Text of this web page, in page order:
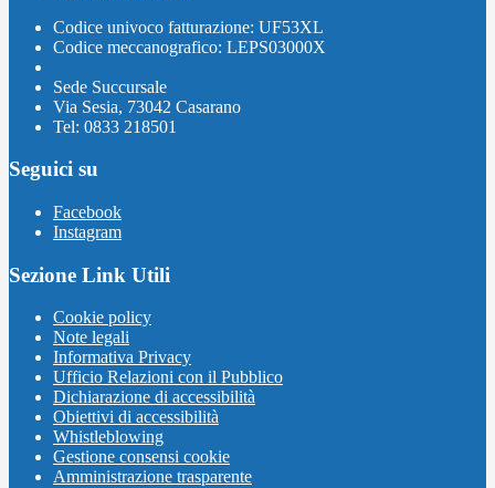
Codice univoco fatturazione: UF53XL
Codice meccanografico: LEPS03000X
Sede Succursale
Via Sesia, 73042 Casarano
Tel: 0833 218501
Seguici su
Facebook
Instagram
Sezione Link Utili
Cookie policy
Note legali
Informativa Privacy
Ufficio Relazioni con il Pubblico
Dichiarazione di accessibilità
Obiettivi di accessibilità
Whistleblowing
Gestione consensi cookie
Amministrazione trasparente